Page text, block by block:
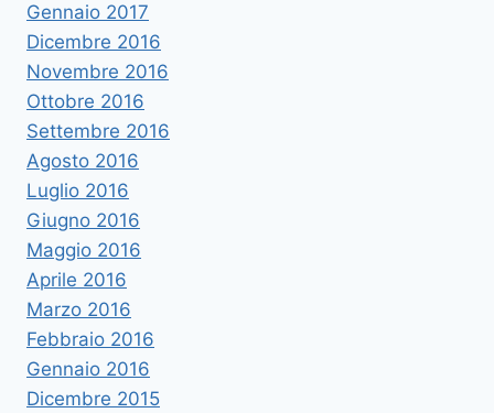
Gennaio 2017
Dicembre 2016
Novembre 2016
Ottobre 2016
Settembre 2016
Agosto 2016
Luglio 2016
Giugno 2016
Maggio 2016
Aprile 2016
Marzo 2016
Febbraio 2016
Gennaio 2016
Dicembre 2015